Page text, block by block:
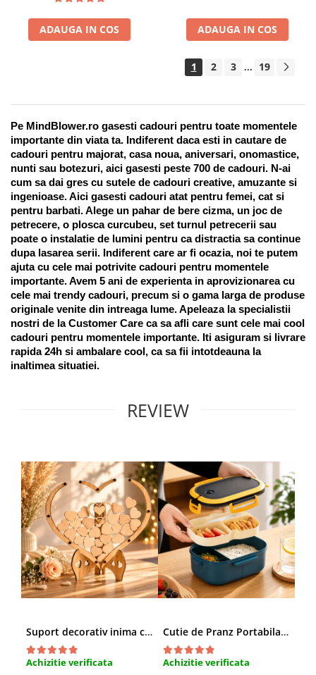
ADAUGA IN COS ADAUGA IN COS
1 2 3 ... 19
Pe MindBlower.ro gasesti cadouri pentru toate momentele
importante din viata ta. Indiferent daca esti in cautare de
cadouri pentru majorat, casa noua, aniversari, onomastice,
nunti sau botezuri, aici gasesti peste 700 de cadouri. N-ai
cum sa dai gres cu sutele de cadouri creative, amuzante si
ingenioase. Aici gasesti cadouri atat pentru femei, cat si
pentru barbati. Alege un pahar de bere cizma, un joc de
petrecere, o plosca curcubeu, set turnul petrecerii sau
poate o instalatie de lumini pentru ca distractia sa continue
dupa lasarea serii. Indiferent care ar fi ocazia, noi te putem
ajuta cu cele mai potrivite cadouri pentru momentele
importante. Avem 5 ani de experienta in aprovizionarea cu
cele mai trendy cadouri, precum si o gama larga de produse
originale venite din intreaga lume. Apeleaza la specialistii
nostri de la Customer Care ca sa afli care sunt cele mai cool
cadouri pentru momentele importante. Iti asiguram si livrare
rapida 24h si ambalare cool, ca sa fii intotdeauna la
inaltimea situatiei.
REVIEW
Suport decorativ inima cu mesaje, Cadou cu suflet
Achizitie verificata
Cutie de Pranz Portabila cu Compartimente
Achizitie verificata